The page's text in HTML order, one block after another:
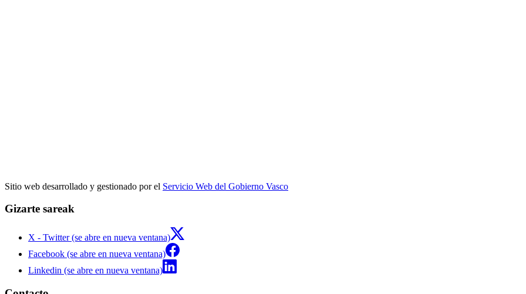
Sitio web desarrollado y gestionado por el Servicio Web del Gobierno Vasco
Gizarte sareak
X - Twitter (se abre en nueva ventana)
Facebook (se abre en nueva ventana)
Linkedin (se abre en nueva ventana)